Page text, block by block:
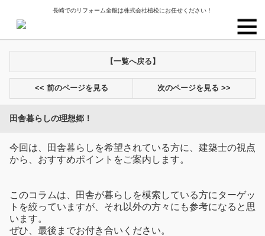
長崎でのリフォーム全般は株式会社植松にお任せください！
【一覧へ戻る】
<< 前のページを見る 次のページを見る >>
田舎暮らしの理想郷！
今回は、田舎暮らしを希望されている方に、建築士の視点
から、おすすめポイントをご案内します。
このコラムは、田舎が暮らしを模索している方にターゲッ
トを絞っていますが、それ以外の方々にも参考になると思
います。
ぜひ、最後までお付き合いください。